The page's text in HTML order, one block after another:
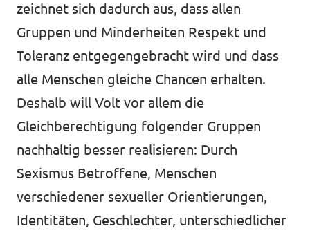
zeichnet sich dadurch aus, dass allen
Gruppen und Minderheiten Respekt und
Toleranz entgegengebracht wird und dass
alle Menschen gleiche Chancen erhalten.
Deshalb will Volt vor allem die
Gleichberechtigung folgender Gruppen
nachhaltig besser realisieren: Durch
Sexismus Betroffene, Menschen
verschiedener sexueller Orientierungen,
Identitäten, Geschlechter, unterschiedlicher